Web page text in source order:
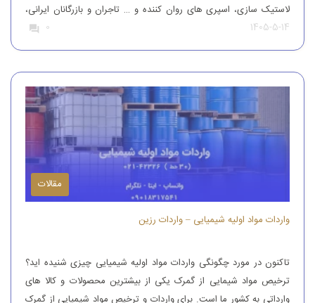
لاستیک سازی، اسپری های روان کننده و … تاجران و بازرگانان ایرانی،
این محصول را از کشورهای همچون آلمان، ایتالیا، ترکیه و چین وارد
کشور می کنند تا بدین طریق نیاز […]
1405-5-14
0
مقالات
واردات مواد اولیه شیمیایی – واردات رزین
تاکنون در مورد چگونگی واردات مواد اولیه شیمیایی چیزی شنیده اید؟
ترخیص مواد شیمایی از گمرک یکی از بیشترین محصولات و کالا های
وارداتی به کشور ما است. برای واردات و ترخیص مواد شیمیایی از گمرک